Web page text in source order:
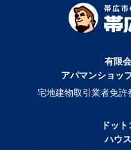
有限
アパマンショッ
宅地建物取引業者免許
ドッ
ハウ